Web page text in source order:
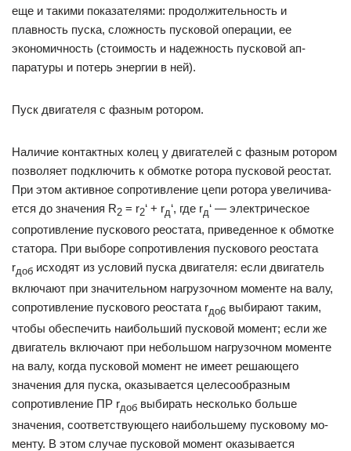
еще и такими показателями: продолжительность и
плавность пуска, сложность пусковой опе­рации, ее
экономичность (стои­мость и надежность пусковой ап­
паратуры и потерь энергии в ней).
Пуск двигателя с фазным ротором.
Наличие контактных колец у двигателей с фазным ро­тором
позволяет подключить к обмотке ротора пусковой реостат.
При этом активное сопро­тивление цепи ротора увеличива­
ется до значения R2 = r2‘ + rд‘, где rд‘ — электрическое
сопротивление пускового реостата, приве­денное к обмотке
статора. При выборе сопротивления пускового реостата
rдоб исходят из условий пуска двигателя: если двигатель
включают при значи­тельном нагрузочном моменте на валу,
сопротивление пускового реостата rдо6 выбирают таким,
чтобы обеспечить наибольший пус­ковой момент; если же
двигатель включают при небольшом нагрузочном моменте
на валу, когда пусковой момент не имеет решающего
значения для пуска, оказы­вается целесообразным
сопротивление ПР rдоб выбирать несколько больше
значения, соответствующего наибольшему пусковому мо­
менту. В этом случае пусковой момент оказывается